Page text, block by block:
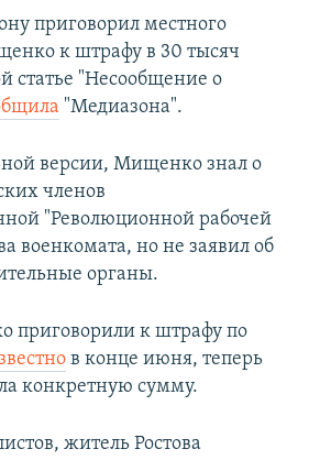
приговорил местного
к штрафу в 30 тысяч
статье "Несообщение о
"Медиазона".
версии, Мищенко знал о
членов
"Революционной рабочей
военкомата, но не заявил об
органы.
приговорили к штрафу по
в конце июня, теперь
конкретную сумму.
житель Ростова